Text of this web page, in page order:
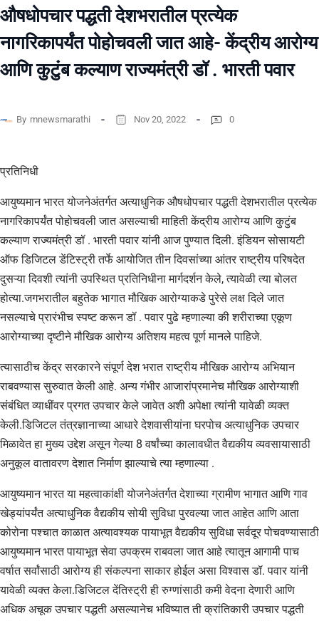
औषधोपचार पद्धती देशभरातील प्रत्येक
नागरिकापर्यंत पोहोचवली जात आहे- केंद्रीय आरोग्य
आणि कुटुंब कल्याण राज्यमंत्री डॉ . भारती पवार
By mnewsmarathi Nov 20, 2022 0
प्रतिनिधी
आयुष्यमान भारत योजनेअंतर्गत अत्याधुनिक औषधोपचार पद्धती देशभरातील प्रत्येक
नागरिकापर्यंत पोहोचवली जात असल्याची माहिती केंद्रीय आरोग्य आणि कुटुंब
कल्याण राज्यमंत्री डॉ . भारती पवार यांनी आज पुण्यात दिली. इंडियन सोसायटी
ऑफ डिजिटल डेंटिस्ट्री तर्फे आयोजित तीन दिवसांच्या आंतर राष्ट्रीय परिषदेत
दुसऱ्या दिवशी त्यांनी उपस्थित प्रतिनिधीना मार्गदर्शन केले, त्यावेळी त्या बोलत
होत्या.जगभरातील बहुतेक भागात मौखिक आरोग्याकडे पुरेसे लक्ष दिले जात
नसल्याचे प्रारंभीच स्पष्ट करून डॉ . पवार पुढे म्हणाल्या की शरीराच्या एकूण
आरोग्याच्या दृष्टीने मौखिक आरोग्य अतिशय महत्व पूर्ण मानले पाहिजे.
त्यासाठीच केंद्र सरकारने संपूर्ण देश भरात राष्ट्रीय मौखिक आरोग्य अभियान
राबवण्यास सुरुवात केली आहे. अन्य गंभीर आजारांप्रमानेच मौखिक आरोग्याशी
संबंधित व्याधींवर प्रगत उपचार केले जावेत अशी अपेक्षा त्यांनी यावेळी व्यक्त
केली.डिजिटल तंत्रज्ञानाच्या आधारे देशवासीयांना घरपोच अत्याधुनिक उपचार
मिळावेत हा मुख्य उद्देश असून गेल्या 8 वर्षांच्या कालावधीत वैद्यकीय व्यवसायासाठी
अनुकूल वातावरण देशात निर्माण झाल्याचे त्या म्हणाल्या .
आयुष्यमान भारत या महत्वाकांक्षी योजनेअंतर्गत देशाच्या ग्रामीण भागात आणि गाव
खेड्यांपर्यंत अत्याधुनिक वैद्यकीय सोयी सुविधा पुरवल्या जात आहेत आणि आता
कोरोना पश्चात काळात अत्यावश्यक पायाभूत वैद्यकीय सुविधा सर्वदूर पोचवण्यासाठी
आयुष्यमान भारत पायाभूत सेवा उपक्रम राबवला जात आहे त्यातून आगामी पाच
वर्षात सर्वांसाठी आरोग्य ही संकल्पना साकार होईल असा विश्वास डॉ. पवार यांनी
यावेळी व्यक्त केला.डिजिटल देंतिस्ट्री ही रुग्णांसाठी कमी वेदना देणारी आणि
अधिक अचूक उपचार पद्धती असल्यानेच भविष्यात ती क्रांतिकारी उपचार पद्धती